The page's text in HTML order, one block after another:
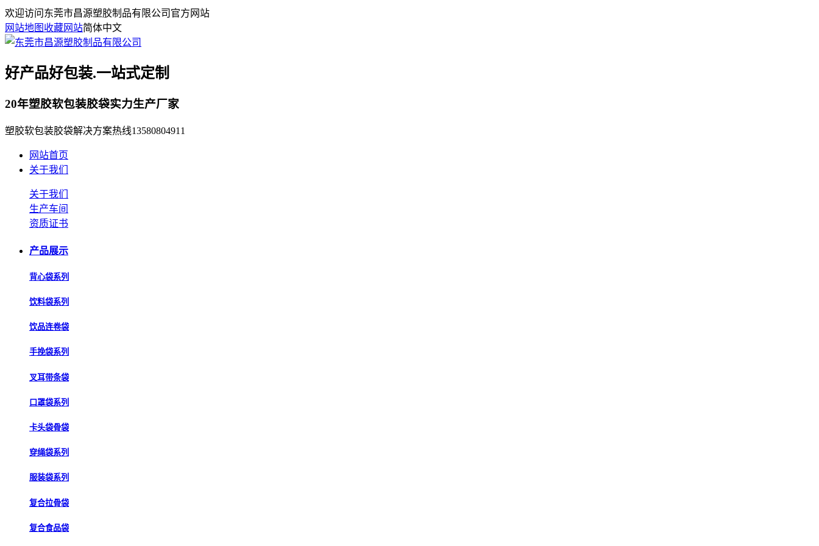
欢迎访问东莞市昌源塑胶制品有限公司官方网站
网站地图 收藏网站简体中文
好产品好包装.一站式定制
20年塑胶软包装胶袋实力生产厂家
塑胶软包装胶袋解决方案热线13580804911
网站首页
关于我们
关于我们
生产车间
资质证书
产品展示
背心袋系列
饮料袋系列
饮品连卷袋
手挽袋系列
叉耳带条袋
口罩袋系列
卡头袋骨袋
穿绳袋系列
服装袋系列
复合拉骨袋
复合食品袋